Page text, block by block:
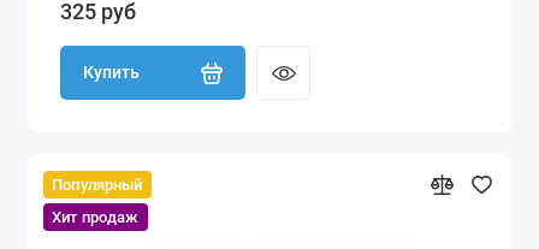
325 руб
Купить
Популярный
Хит продаж